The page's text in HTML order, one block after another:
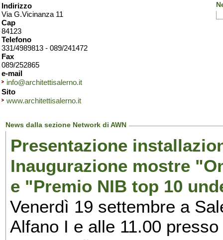
Indirizzo
Via G.Vicinanza 11
Cap
84123
Telefono
331/4989813 - 089/241472
Fax
089/252865
e-mail
info@architettisalerno.it
Sito
www.architettisalerno.it
News dalla sezione Network di AWN
Presentazione
Inaugurazione mostre
e "Premio NIB top 10
Venerdì 19 settembre a
Alfano I e alle 11.00